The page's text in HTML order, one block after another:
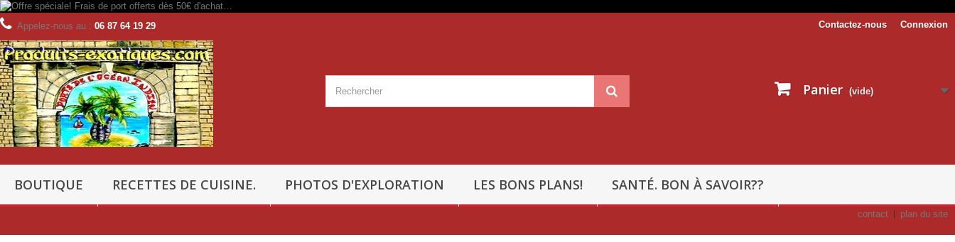
Connexion
Contactez-nous
Appelez-nous au : 06 87 64 19 29
Panier (vide)
BOUTIQUE RECETTES DE CUISINE. PHOTOS D'EXPLORATION LES BONS PLANS! SANTÉ. BON À SAVOIR??
contact plan du site